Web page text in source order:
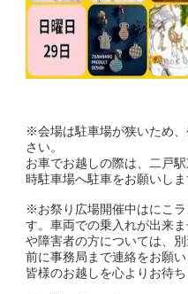
※会場は駐車場が狭いため
さい。
お車でお越しの際は、二戸
時駐車場へ駐車をお願いしま
※お祭り広場開催中はにこ
す。車両での乗入れが出来
や障害者の方については、
前に事務局まで連絡をお願い
皆様のお越しを心よりお待ち